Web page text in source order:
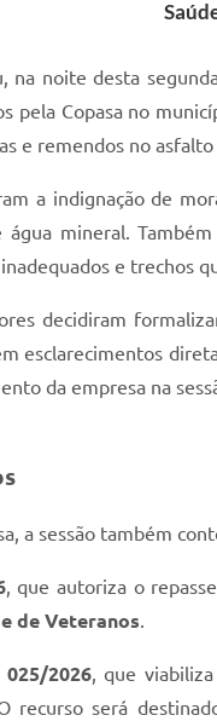
na noite desta
pela Copasa no
e remendos no
a indignação de
mineral.
e trechos
decidiram
esclarecimentos
da empresa na
a sessão também
, que autoriza o
de Veteranos.
2026, que
recurso será